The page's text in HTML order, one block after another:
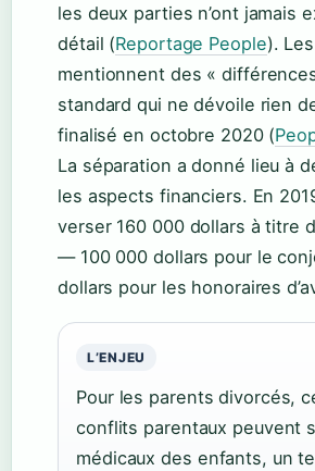
les deux parties n’ont jamais
détail (Reportage People).
mentionnent des «
standard qui ne dévoile rien
finalisé en octobre 2020 (
La séparation a donné lieu à
les aspects financiers. En
verser 160 000 dollars à titre
— 100 000 dollars pour le
dollars pour les honoraires
L’ENJEU
Pour les parents divorcés,
conflits parentaux peuvent
médicaux des enfants, un